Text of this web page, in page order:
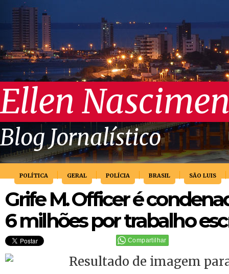
Ellen
Blog Jornalístico
POLÍTICA GERAL POLÍCIA BRASIL SÃO LUIS
Grife M. Officer é
6 milhões por trabalho
Compartilhar